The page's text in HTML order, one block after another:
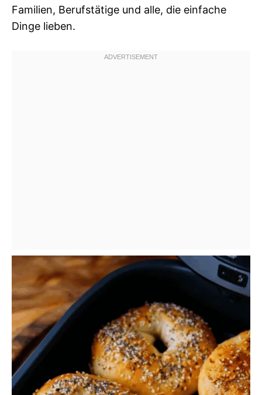
Familien, Berufstätige und alle, die einfache
Dinge lieben.